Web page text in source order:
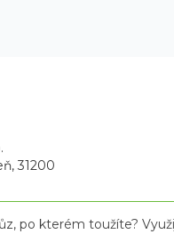
31200
po kterém toužíte?